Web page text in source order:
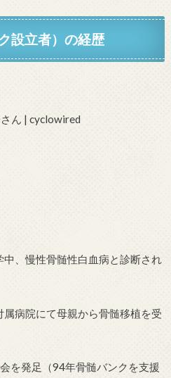
設立者）の経歴
、慢性骨髄性白血病と診断され
病院にて母親から骨髄移植を受
を発足（94年骨髄バンクを支援